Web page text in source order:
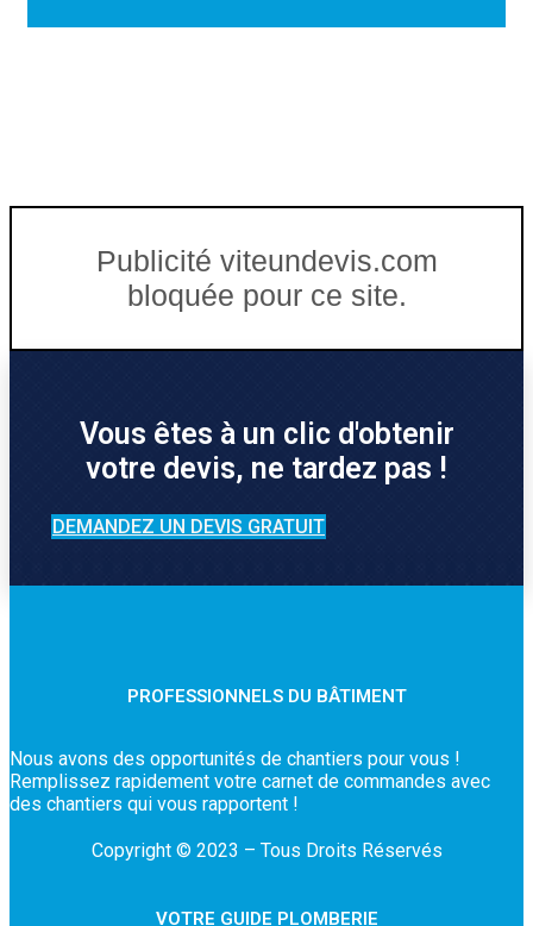
Publicité viteundevis.com
bloquée pour ce site.
Vous êtes à un clic d'obtenir
votre devis, ne tardez pas !
DEMANDEZ UN DEVIS GRATUIT
PROFESSIONNELS DU BÂTIMENT
Nous avons des opportunités de chantiers pour vous !
Remplissez rapidement votre carnet de commandes avec
des chantiers qui vous rapportent !
Copyright © 2023 – Tous Droits Réservés
VOTRE GUIDE PLOMBERIE